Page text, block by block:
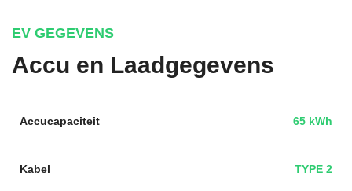
EV GEGEVENS
Accu en Laadgegevens
Accucapaciteit 65 kWh
Kabel TYPE 2